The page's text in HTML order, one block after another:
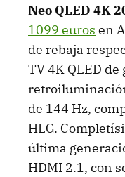
Neo QLED 4K
1099 euros en
de rebaja
TV 4K QLED de
de 144 Hz,
HLG.
última
HDMI 2.1, con